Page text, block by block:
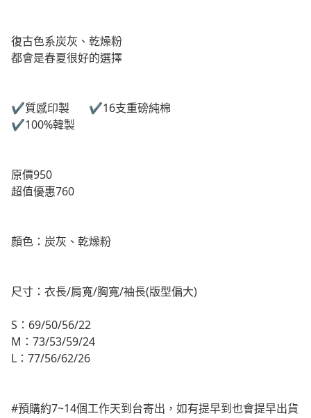
復古色系炭灰、乾燥粉
都會是春夏很好的選擇
✔️質感印製 ✔️16支重磅純棉
✔️100%韓製
原價950
超值優惠760
顏色：炭灰、乾燥粉
尺寸：衣長/肩寬/胸寬/袖長(版型偏大)
S：69/50/56/22
M：73/53/59/24
L：77/56/62/26
#預購約7~14個工作天到台寄出，如有提早到也會提早出貨